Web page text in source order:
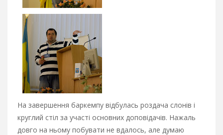
На завершення баркемпу відбулась роздача слонів і
круглий стіл за участі основних доповідачів. Нажаль
довго на ньому побувати не вдалось, але думаю